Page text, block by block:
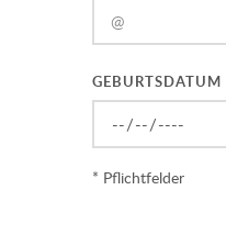
GEBURTSDATUM
* Pflichtfelder